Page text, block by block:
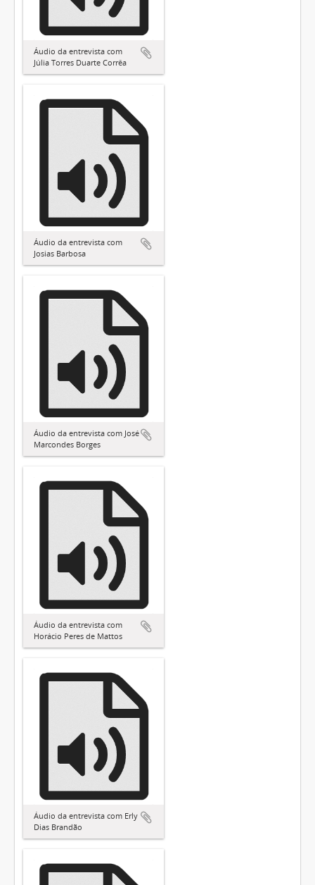
Áudio da entrevista com
Júlia Torres Duarte Corrêa
Áudio da entrevista com
Josias Barbosa
Áudio da entrevista com José
Marcondes Borges
Áudio da entrevista com
Horácio Peres de Mattos
Áudio da entrevista com Erly
Dias Brandão